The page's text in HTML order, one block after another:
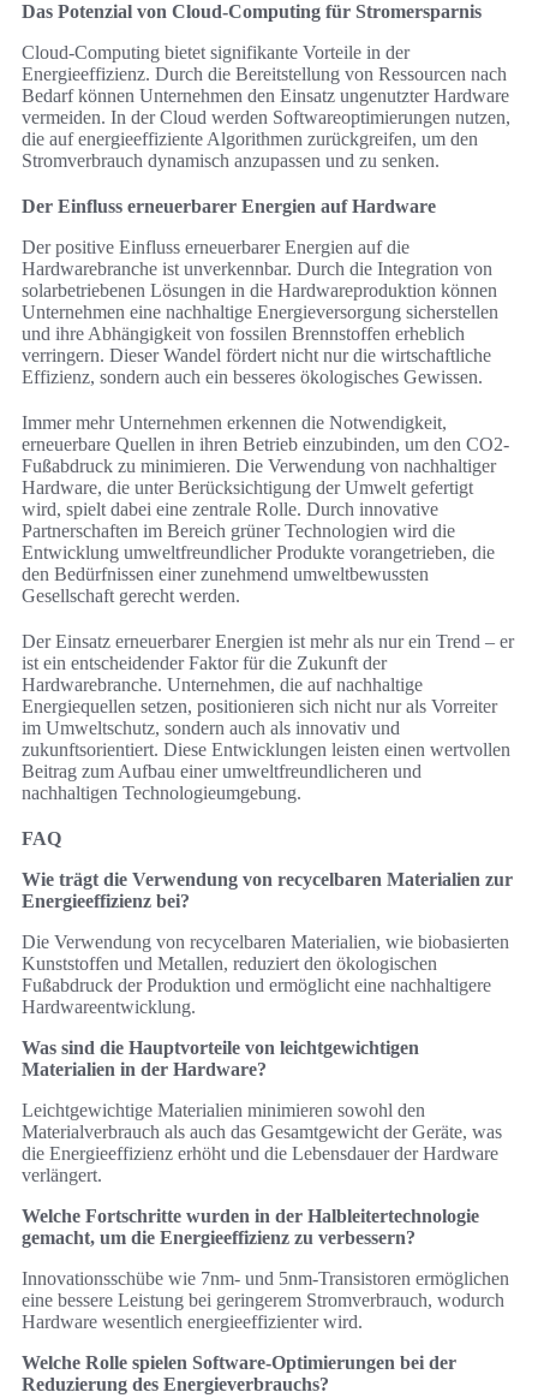
Das Potenzial von Cloud-Computing für Stromersparnis
Cloud-Computing bietet signifikante Vorteile in der
Energieeffizienz. Durch die Bereitstellung von Ressourcen nach
Bedarf können Unternehmen den Einsatz ungenutzter Hardware
vermeiden. In der Cloud werden Softwareoptimierungen nutzen,
die auf energieeffiziente Algorithmen zurückgreifen, um den
Stromverbrauch dynamisch anzupassen und zu senken.
Der Einfluss erneuerbarer Energien auf Hardware
Der positive Einfluss erneuerbarer Energien auf die
Hardwarebranche ist unverkennbar. Durch die Integration von
solarbetriebenen Lösungen in die Hardwareproduktion können
Unternehmen eine nachhaltige Energieversorgung sicherstellen
und ihre Abhängigkeit von fossilen Brennstoffen erheblich
verringern. Dieser Wandel fördert nicht nur die wirtschaftliche
Effizienz, sondern auch ein besseres ökologisches Gewissen.
Immer mehr Unternehmen erkennen die Notwendigkeit,
erneuerbare Quellen in ihren Betrieb einzubinden, um den CO2-
Fußabdruck zu minimieren. Die Verwendung von nachhaltiger
Hardware, die unter Berücksichtigung der Umwelt gefertigt
wird, spielt dabei eine zentrale Rolle. Durch innovative
Partnerschaften im Bereich grüner Technologien wird die
Entwicklung umweltfreundlicher Produkte vorangetrieben, die
den Bedürfnissen einer zunehmend umweltbewussten
Gesellschaft gerecht werden.
Der Einsatz erneuerbarer Energien ist mehr als nur ein Trend – er
ist ein entscheidender Faktor für die Zukunft der
Hardwarebranche. Unternehmen, die auf nachhaltige
Energiequellen setzen, positionieren sich nicht nur als Vorreiter
im Umweltschutz, sondern auch als innovativ und
zukunftsorientiert. Diese Entwicklungen leisten einen wertvollen
Beitrag zum Aufbau einer umweltfreundlicheren und
nachhaltigen Technologieumgebung.
FAQ
Wie trägt die Verwendung von recycelbaren Materialien zur
Energieeffizienz bei?
Die Verwendung von recycelbaren Materialien, wie biobasierten
Kunststoffen und Metallen, reduziert den ökologischen
Fußabdruck der Produktion und ermöglicht eine nachhaltigere
Hardwareentwicklung.
Was sind die Hauptvorteile von leichtgewichtigen
Materialien in der Hardware?
Leichtgewichtige Materialien minimieren sowohl den
Materialverbrauch als auch das Gesamtgewicht der Geräte, was
die Energieeffizienz erhöht und die Lebensdauer der Hardware
verlängert.
Welche Fortschritte wurden in der Halbleitertechnologie
gemacht, um die Energieeffizienz zu verbessern?
Innovationsschübe wie 7nm- und 5nm-Transistoren ermöglichen
eine bessere Leistung bei geringerem Stromverbrauch, wodurch
Hardware wesentlich energieeffizienter wird.
Welche Rolle spielen Software-Optimierungen bei der
Reduzierung des Energieverbrauchs?